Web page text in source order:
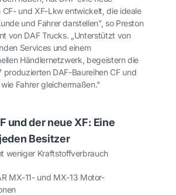
CF- und XF-Lkw entwickelt, die ideale
und Fahrer darstellen”, so Preston
von DAF Trucks. „Unterstützt von
Services und einem
Händlernetzwerk, begeistern die
produzierten DAF-Baureihen CF und
Fahrer gleichermaßen."
und der neue XF: Eine
Besitzer
weniger Kraftstoffverbrauch
MX-11- und MX-13 Motor-